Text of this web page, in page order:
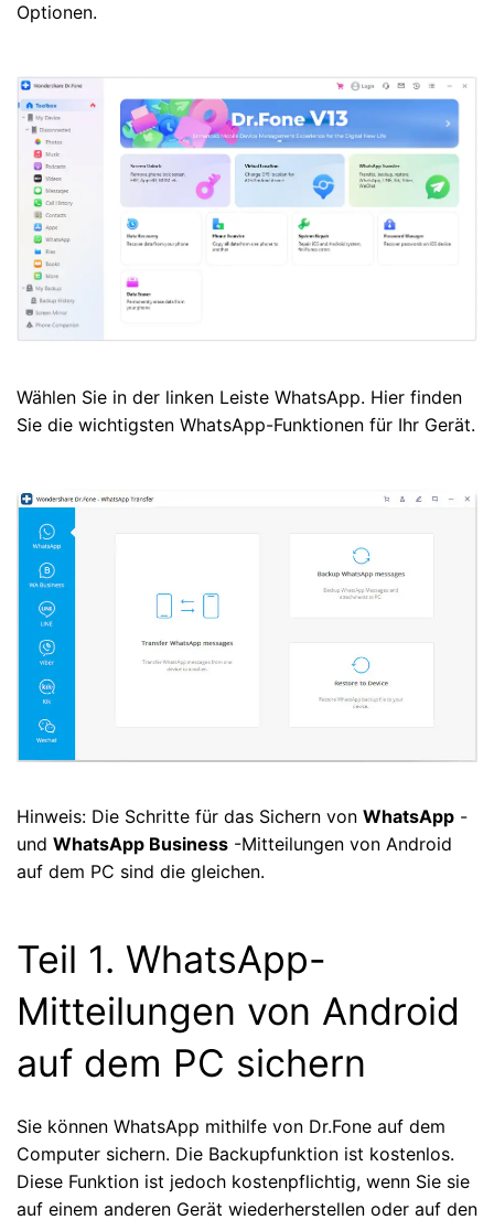
Optionen.
Wählen Sie in der linken Leiste WhatsApp. Hier finden
Sie die wichtigsten WhatsApp-Funktionen für Ihr Gerät.
Hinweis: Die Schritte für das Sichern von WhatsApp -
und WhatsApp Business -Mitteilungen von Android
auf dem PC sind die gleichen.
Teil 1. WhatsApp-
Mitteilungen von Android
auf dem PC sichern
Sie können WhatsApp mithilfe von Dr.Fone auf dem
Computer sichern. Die Backupfunktion ist kostenlos.
Diese Funktion ist jedoch kostenpflichtig, wenn Sie sie
auf einem anderen Gerät wiederherstellen oder auf den